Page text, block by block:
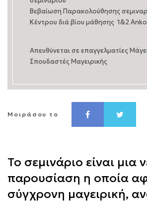
Βεβαίωση Παρακολούθησης
Κέντρου διά βίου μάθησης 1&2 Anko
Απευθύνεται σε επαγγελματίες
Σπουδαστές Μαγειρικής
Μοιράσου το
Το σεμινάριο είναι μια
παρουσίαση η οποία
σύγχρονη μαγειρική,